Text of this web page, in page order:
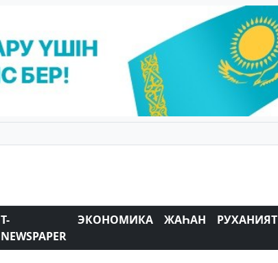
T-
NEWSPAPER
ЭКОНОМИКА ЖАҺАН РУХАНИЯТ